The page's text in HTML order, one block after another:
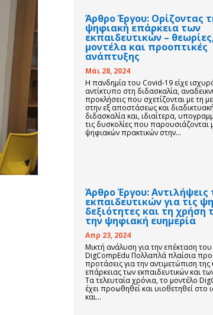
Άρθρο Έργου: Ορίζοντας
ψηφιακή επάρκεια των
εκπαιδευτικών –
μοντέλα και προοπτικές
ανάπτυξης
Μάι 28, 2024
Η πανδημία του Covid-19 είχε
αντίκτυπο στη διδασκαλία,
προκλήσεις που σχετίζονται με τη
στην εξ αποστάσεως και διαδικτυακή
διδασκαλία και, ιδιαίτερα,
τις δυσκολίες που παρουσιάζονται
ψηφιακών πρακτικών στην...
Άρθρο Έργου: Αντιλήψεις
εκπαιδευτικών για τις
δεξιότητες και τη χρήση
την ψηφιακή ευημερία
Απρ 23, 2024
Μικτή ανάλυση για την επέκταση
DigCompEdu Πολλαπλά πλαίσια
προτάσεις για την αντιμετώπιση
επάρκειας των εκπαιδευτικών και
Τα τελευταία χρόνια, το μοντέλο
έχει προωθηθεί και υιοθετηθεί στο
και...